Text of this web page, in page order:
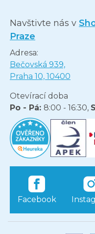
Navštivte nás v
Praze
Adresa:
Bečovská 939,
Praha 10, 10400
Otevírací doba
Po - Pá: 8:00 - 16:30,
Facebook